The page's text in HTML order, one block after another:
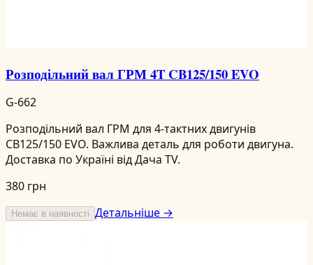
Розподільний вал ГРМ 4T CB125/150 EVO
G-662
Розподільний вал ГРМ для 4-тактних двигунів
CB125/150 EVO. Важлива деталь для роботи двигуна.
Доставка по Україні від Дача TV.
380 грн
Немає в наявності Детальніше →